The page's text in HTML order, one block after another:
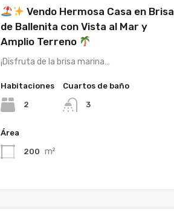
Vendo Hermosa Casa en Brisa
de Ballenita con Vista al Mar y
Amplio Terreno
¡Disfruta de la brisa marina…
Habitaciones
2
Cuartos de baño
3
Área
200 m²